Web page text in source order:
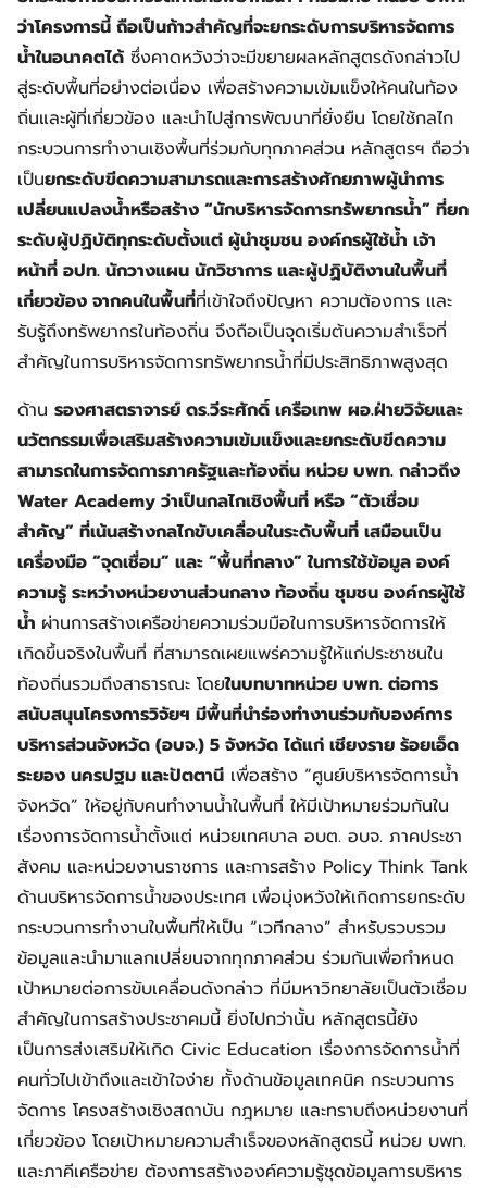
ว่าโครงการนี้ ถือเป็นก้าวสำคัญที่จะยกระดับการบริหารจัดการ
น้ำในอนาคตได้ ซึ่งคาดหวังว่าจะมีขยายผลหลักสูตรดังกล่าวไป
สู่ระดับพื้นที่อย่างต่อเนื่อง เพื่อสร้างความเข้มแข็งให้คนในท้อง
ถิ่นและผู้ที่เกี่ยวข้อง และนำไปสู่การพัฒนาที่ยั่งยืน โดยใช้กลไก
กระบวนการทำงานเชิงพื้นที่ร่วมกับทุกภาคส่วน หลักสูตรฯ ถือว่า
เป็นยกระดับขีดความสามารถและการสร้างศักยภาพผู้นำการ
เปลี่ยนแปลงน้ำหรือสร้าง “นักบริหารจัดการทรัพยากรน้ำ” ที่ยก
ระดับผู้ปฏิบัติทุกระดับตั้งแต่ ผู้นำชุมชน องค์กรผู้ใช้น้ำ เจ้า
หน้าที่ อปท. นักวางแผน นักวิชาการ และผู้ปฏิบัติงานในพื้นที่
เกี่ยวข้อง จากคนในพื้นที่ที่เข้าใจถึงปัญหา ความต้องการ และ
รับรู้ถึงทรัพยากรในท้องถิ่น จึงถือเป็นจุดเริ่มต้นความสำเร็จที่
สำคัญในการบริหารจัดการทรัพยากรน้ำที่มีประสิทธิภาพสูงสุด
ด้าน รองศาสตราจารย์ ดร.วีระศักดิ์ เครือเทพ ผอ.ฝ่ายวิจัยและ
นวัตกรรมเพื่อเสริมสร้างความเข้มแข็งและยกระดับขีดความ
สามารถในการจัดการภาครัฐและท้องถิ่น หน่วย บพท. กล่าวถึง
Water Academy ว่าเป็นกลไกเชิงพื้นที่ หรือ “ตัวเชื่อม
สำคัญ” ที่เน้นสร้างกลไกขับเคลื่อนในระดับพื้นที่ เสมือนเป็น
เครื่องมือ “จุดเชื่อม” และ “พื้นที่กลาง” ในการใช้ข้อมูล องค์
ความรู้ ระหว่างหน่วยงานส่วนกลาง ท้องถิ่น ชุมชน องค์กรผู้ใช้
น้ำ ผ่านการสร้างเครือข่ายความร่วมมือในการบริหารจัดการให้
เกิดขึ้นจริงในพื้นที่ ที่สามารถเผยแพร่ความรู้ให้แก่ประชาชนใน
ท้องถิ่นรวมถึงสาธารณะ โดยในบทบาทหน่วย บพท. ต่อการ
สนับสนุนโครงการวิจัยฯ มีพื้นที่นำร่องทำงานร่วมกับองค์การ
บริหารส่วนจังหวัด (อบจ.) 5 จังหวัด ได้แก่ เชียงราย ร้อยเอ็ด
ระยอง นครปฐม และปัตตานี เพื่อสร้าง “ศูนย์บริหารจัดการน้ำ
จังหวัด” ให้อยู่กับคนทำงานน้ำในพื้นที่ ให้มีเป้าหมายร่วมกันใน
เรื่องการจัดการน้ำตั้งแต่ หน่วยเทศบาล อบต. อบจ. ภาคประชา
สังคม และหน่วยงานราชการ และการสร้าง Policy Think Tank
ด้านบริหารจัดการน้ำของประเทศ เพื่อมุ่งหวังให้เกิดการยกระดับ
กระบวนการทำงานในพื้นที่ให้เป็น “เวทีกลาง” สำหรับรวบรวม
ข้อมูลและนำมาแลกเปลี่ยนจากทุกภาคส่วน ร่วมกันเพื่อกำหนด
เป้าหมายต่อการขับเคลื่อนดังกล่าว ที่มีมหาวิทยาลัยเป็นตัวเชื่อม
สำคัญในการสร้างประชาคมนี้ ยิ่งไปกว่านั้น หลักสูตรนี้ยัง
เป็นการส่งเสริมให้เกิด Civic Education เรื่องการจัดการน้ำที่
คนทั่วไปเข้าถึงและเข้าใจง่าย ทั้งด้านข้อมูลเทคนิค กระบวนการ
จัดการ โครงสร้างเชิงสถาบัน กฎหมาย และทราบถึงหน่วยงานที่
เกี่ยวข้อง โดยเป้าหมายความสำเร็จของหลักสูตรนี้ หน่วย บพท.
และภาคีเครือข่าย ต้องการสร้างองค์ความรู้ชุดข้อมูลการบริหาร